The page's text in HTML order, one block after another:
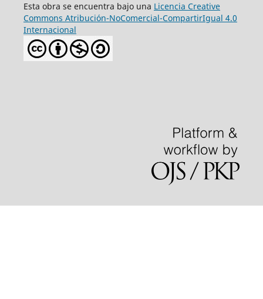
Esta obra se encuentra bajo una Licencia Creative
Commons Atribución-NoComercial-CompartirIgual 4.0
Internacional